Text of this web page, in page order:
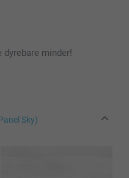
minder!
Sky)